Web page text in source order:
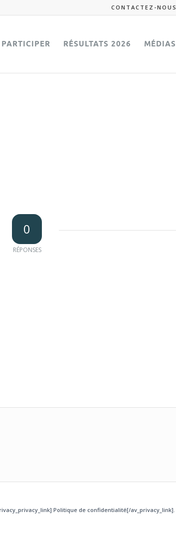
CONTACTEZ-NOUS
PARTICIPER RÉSULTATS 2026 MÉDIAS
0
RÉPONSES
Politique de confidentialité[/av_privacy_link].